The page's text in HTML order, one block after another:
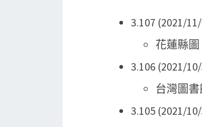
3.107 (2021/
花蓮縣
3.106 (2021/
台灣圖
3.105 (2021/